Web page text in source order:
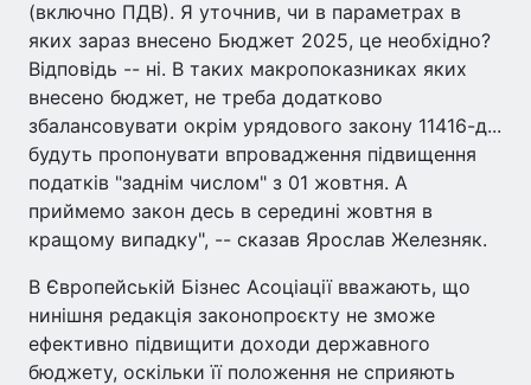
(включно ПДВ). Я уточнив, чи в параметрах в
яких зараз внесено Бюджет 2025, це необхідно?
Відповідь -- ні. В таких макропоказниках яких
внесено бюджет, не треба додатково
збалансовувати окрім урядового закону 11416-д...
будуть пропонувати впровадження підвищення
податків "заднім числом" з 01 жовтня. А
приймемо закон десь в середині жовтня в
кращому випадку", -- сказав Ярослав Железняк.
В Європейській Бізнес Асоціації вважають, що
нинішня редакція законопроєкту не зможе
ефективно підвищити доходи державного
бюджету, оскільки її положення не сприяють